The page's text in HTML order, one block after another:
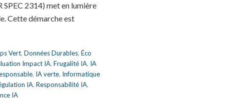
2314) met en lumière
Cette démarche est
Vert, Données Durables, Éco
Impact IA, Frugalité IA, IA
, IA verte, Informatique
IA, Responsabilité IA,
IA